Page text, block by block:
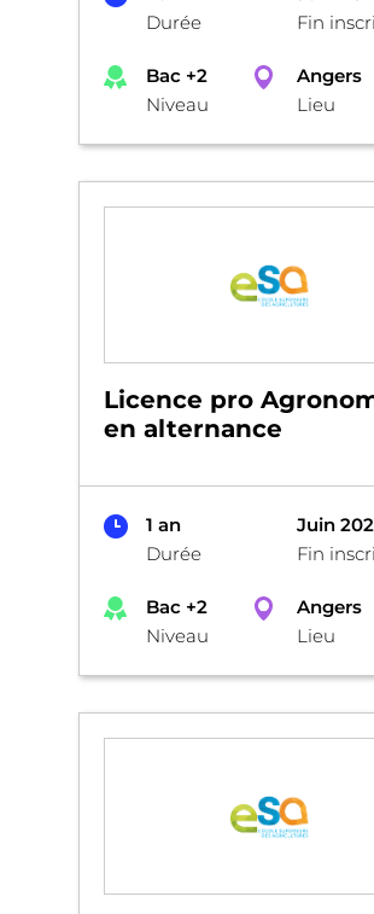
Durée
Fin
Bac +2
Niveau
Angers
Lieu
Licence pro
en alternance
1 an
Durée
Juin
Fin
Bac +2
Niveau
Angers
Lieu